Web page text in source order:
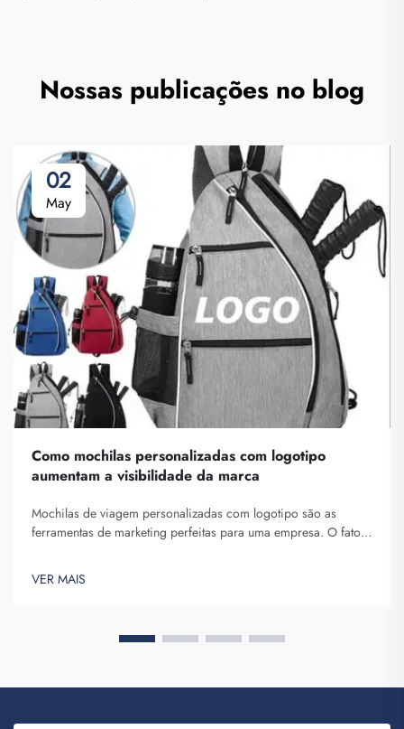
Nossas publicações no blog
02
May
Como mochilas personalizadas com logotipo
aumentam a visibilidade da marca
Mochilas de viagem personalizadas com logotipo são as
ferramentas de marketing perfeitas para uma empresa. O fato
não pode ser subestimado. Cada vez que a pessoa que
carrega sua mochila nas costas...
VER MAIS